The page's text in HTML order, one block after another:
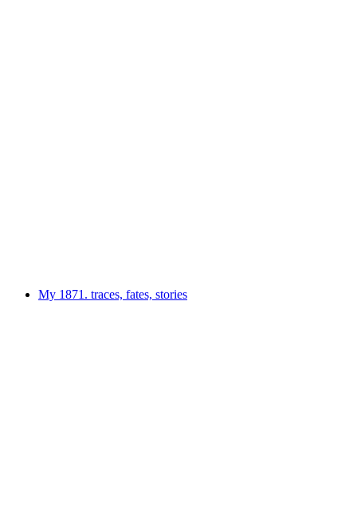
My 1871. traces, fates, stories